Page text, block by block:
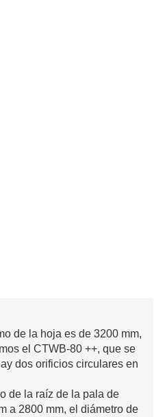
de la hoja es de 3200 mm,
el CTWB-80 ++, que se
dos orificios circulares en
de la raíz de la pala de
a 2800 mm, el diámetro de